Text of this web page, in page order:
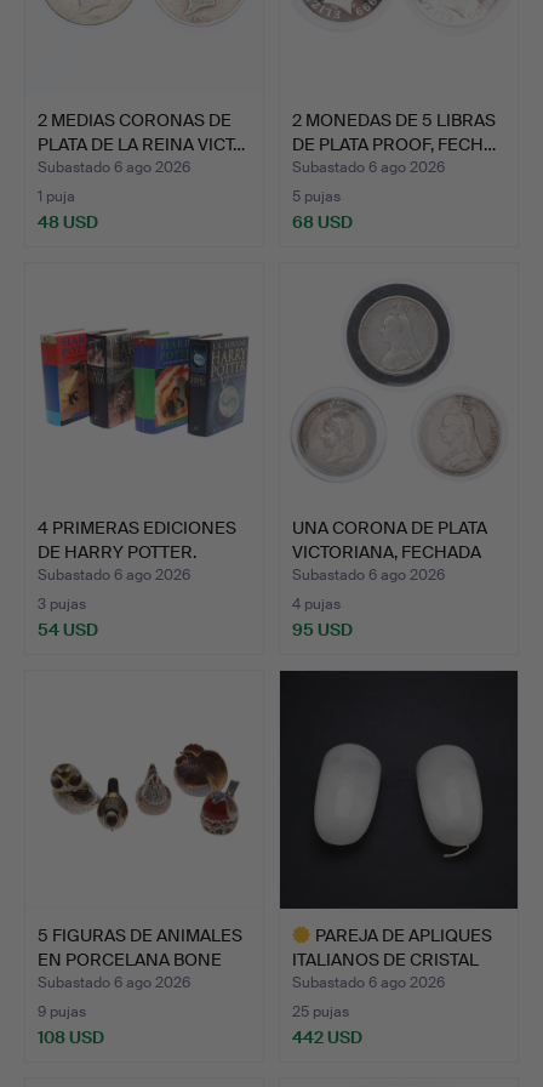
2 MEDIAS CORONAS DE
PLATA DE LA REINA VICT…
Subastado 6 ago 2026
1 puja
48 USD
2 MONEDAS DE 5 LIBRAS
DE PLATA PROOF, FECH…
Subastado 6 ago 2026
5 pujas
68 USD
4 PRIMERAS EDICIONES
DE HARRY POTTER.
Subastado 6 ago 2026
3 pujas
54 USD
UNA CORONA DE PLATA
VICTORIANA, FECHADA
EN…
Subastado 6 ago 2026
4 pujas
95 USD
5 FIGURAS DE ANIMALES
EN PORCELANA BONE
CH…
Subastado 6 ago 2026
9 pujas
108 USD
PAREJA DE APLIQUES
ITALIANOS DE CRISTAL
DE…
Subastado 6 ago 2026
25 pujas
442 USD